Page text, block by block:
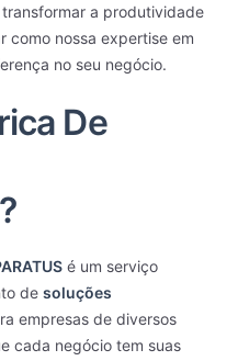
a produtividade
como nossa expertise em
no seu negócio.
De
é um serviço
de soluções
empresas de diversos
cada negócio tem suas